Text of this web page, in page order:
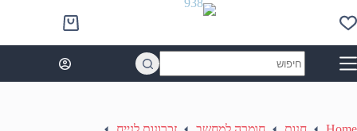
to
content
Shopping
cart
results